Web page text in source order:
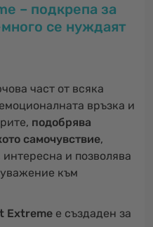
– подкрепа за
се нуждаят
част от всяка
връзка и
подобрява
самочувствие,
и позволява
към
Extreme е създаден за